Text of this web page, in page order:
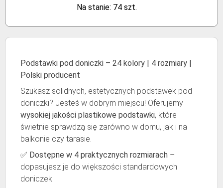
Na stanie: 74 szt.
Podstawki pod doniczki – 24 kolory | 4 rozmiary |
Polski producent
Szukasz solidnych, estetycznych podstawek pod
doniczki? Jesteś w dobrym miejscu! Oferujemy
wysokiej jakości plastikowe podstawki, które
świetnie sprawdzą się zarówno w domu, jak i na
balkonie czy tarasie.
✅ Dostępne w 4 praktycznych rozmiarach –
dopasujesz je do większości standardowych
doniczek